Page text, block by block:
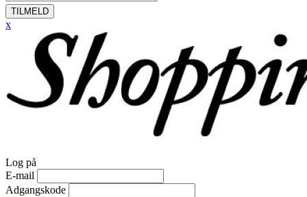
TILMELD
x
Log på
E-mail
Adgangskode